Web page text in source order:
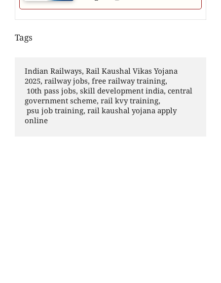
Tags
Indian Railways, Rail Kaushal Vikas Yojana
2025, railway jobs, free railway training,
government scheme, rail kvy training,